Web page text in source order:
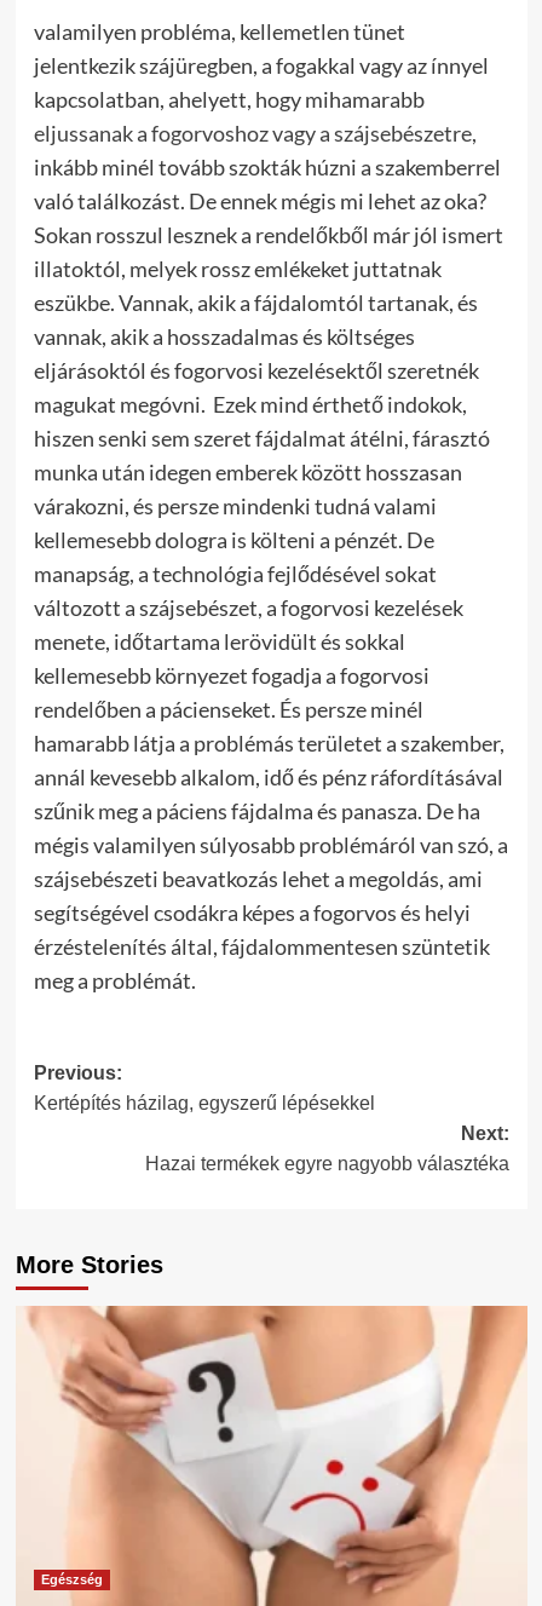
valamilyen probléma, kellemetlen tünet
jelentkezik szájüregben, a fogakkal vagy az ínnyel
kapcsolatban, ahelyett, hogy mihamarabb
eljussanak a fogorvoshoz vagy a szájsebészetre,
inkább minél tovább szokták húzni a szakemberrel
való találkozást. De ennek mégis mi lehet az oka?
Sokan rosszul lesznek a rendelőkből már jól ismert
illatoktól, melyek rossz emlékeket juttatnak
eszükbe. Vannak, akik a fájdalomtól tartanak, és
vannak, akik a hosszadalmas és költséges
eljárásoktól és fogorvosi kezelésektől szeretnék
magukat megóvni. Ezek mind érthető indokok,
hiszen senki sem szeret fájdalmat átélni, fárasztó
munka után idegen emberek között hosszasan
várakozni, és persze mindenki tudná valami
kellemesebb dologra is költeni a pénzét. De
manapság, a technológia fejlődésével sokat
változott a szájsebészet, a fogorvosi kezelések
menete, időtartama lerövidült és sokkal
kellemesebb környezet fogadja a fogorvosi
rendelőben a pácienseket. És persze minél
hamarabb látja a problémás területet a szakember,
annál kevesebb alkalom, idő és pénz ráfordításával
szűnik meg a páciens fájdalma és panasza. De ha
mégis valamilyen súlyosabb problémáról van szó, a
szájsebészeti beavatkozás lehet a megoldás, ami
segítségével csodákra képes a fogorvos és helyi
érzéstelenítés által, fájdalommentesen szüntetik
meg a problémát.
Post
navigation
Previous:
Kertépítés házilag, egyszerű lépésekkel
Next:
Hazai termékek egyre nagyobb választéka
More Stories
Egészség